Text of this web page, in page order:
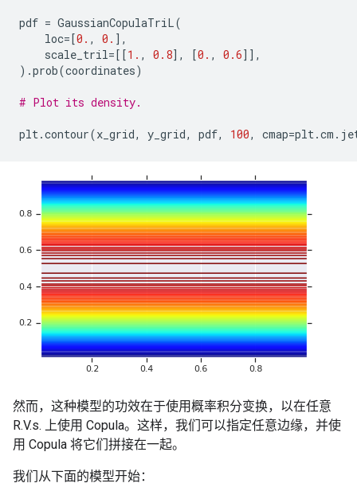
pdf = GaussianCopulaTriL(
loc=[0. , 0. ],
scale_tril=[[1. , 0.8], [0. , 0.6]],
) .prob(coordinates)
# Plot its density.
plt.contour(x_grid, y_grid, pdf, 100, cmap=plt.cm .
然而，这种模型的功效在于使用概率积分变换，以在任意
R.V.s. 上使用 Copula。这样，我们可以指定任意边缘，并使
用 Copula 将它们拼接在一起。
我们从下面的模型开始：